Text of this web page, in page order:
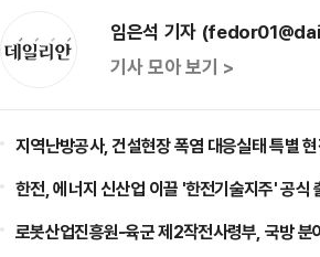
임은석 기자
기사 모아 보기 >
지역난방공사, 건설현장 폭염 대응실태 특별
한전, 에너지 신산업 이끌 '한전기술지주' 공식
로봇산업진흥원-육군 제2작전사령부, 국방